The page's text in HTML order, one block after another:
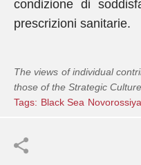
condizione di
prescrizioni sanitarie.
The views of individual
those of the Strategic
Tags: Black Sea Novorossiya